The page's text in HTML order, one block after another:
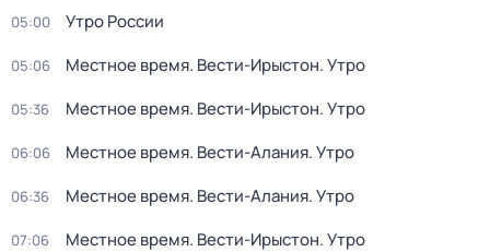
05:00 Утро России
05:06 Местное время. Вести-Ирыстон. Утро
05:36 Местное время. Вести-Ирыстон. Утро
06:06 Местное время. Вести-Алания. Утро
06:36 Местное время. Вести-Алания. Утро
07:06 Местное время. Вести-Ирыстон. Утро